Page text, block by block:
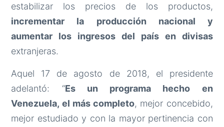
estabilizar los precios de los productos,
incrementar la producción nacional y
aumentar los ingresos del país en divisas
extranjeras.
Aquel 17 de agosto de 2018, el presidente
adelantó: “Es un programa hecho en
Venezuela, el más completo, mejor concebido,
mejor estudiado y con la mayor pertinencia con